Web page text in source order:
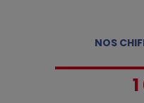
NOS
0
1